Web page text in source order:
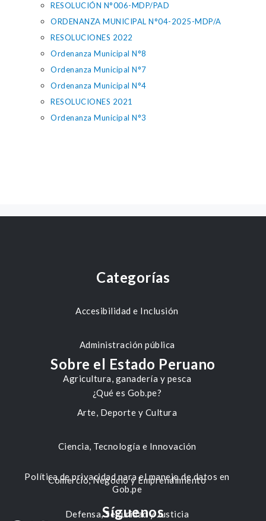
RESOLUCIÓN N°006-MDP/PAD
ORDENANZA MUNICIPAL N°04-2025-MDP/A
RESOLUCIONES 2022
Ordenanza Municipal N°8
Ordenanza Municipal N°7
Ordenanza Municipal N°4
RESOLUCIONES 2021
Ordenanza Municipal N°3
Categorías
Accesibilidad e Inclusión
Administración pública
Agricultura, ganadería y pesca
Arte, Deporte y Cultura
Ciencia, Tecnología e Innovación
Comercio, Negocio y Emprendimiento
Defensa, Seguridad y Justicia
Sobre el Estado Peruano
¿Qué es Gob.pe?
Política de privacidad para el manejo de datos en
Gob.pe
Síguenos